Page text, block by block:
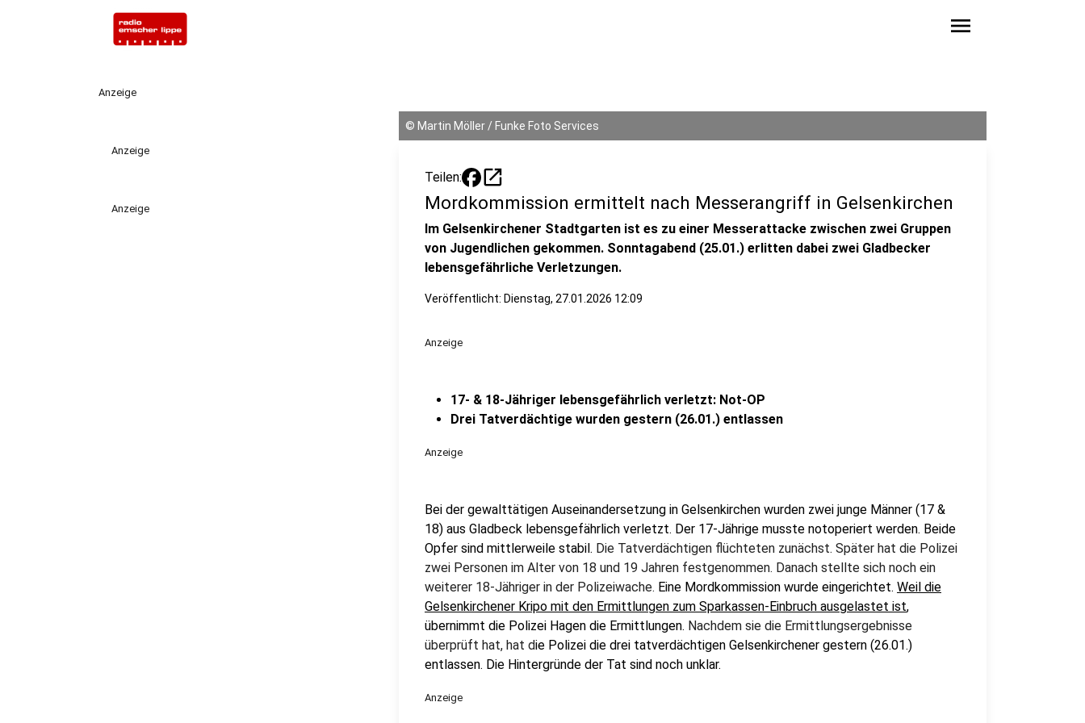
menu
Anzeige
Anzeige
Anzeige
© Martin Möller / Funke Foto Services
Teilen: open_in_new
Mordkommission ermittelt nach Messerangriff in Gelsenkirchen
Im Gelsenkirchener Stadtgarten ist es zu einer Messerattacke zwischen zwei Gruppen
von Jugendlichen gekommen. Sonntagabend (25.01.) erlitten dabei zwei Gladbecker
lebensgefährliche Verletzungen.
Veröffentlicht: Dienstag, 27.01.2026 12:09
Anzeige
17- & 18-Jähriger lebensgefährlich verletzt: Not-OP
Drei Tatverdächtige wurden gestern (26.01.) entlassen
Anzeige
Bei der gewalttätigen Auseinandersetzung in Gelsenkirchen wurden zwei junge Männer (17 &
18) aus Gladbeck lebensgefährlich verletzt. Der 17-Jährige musste notoperiert werden. Beide
Opfer sind mittlerweile stabil. Die Tatverdächtigen flüchteten zunächst. Später hat die Polizei
zwei Personen im Alter von 18 und 19 Jahren festgenommen. Danach stellte sich noch ein
weiterer 18-Jähriger in der Polizeiwache. Eine Mordkommission wurde eingerichtet. Weil die
Gelsenkirchener Kripo mit den Ermittlungen zum Sparkassen-Einbruch ausgelastet ist,
übernimmt die Polizei Hagen die Ermittlungen. Nachdem sie die Ermittlungsergebnisse
überprüft hat, hat die Polizei die drei tatverdächtigen Gelsenkirchener gestern (26.01.)
entlassen. Die Hintergründe der Tat sind noch unklar.
Anzeige